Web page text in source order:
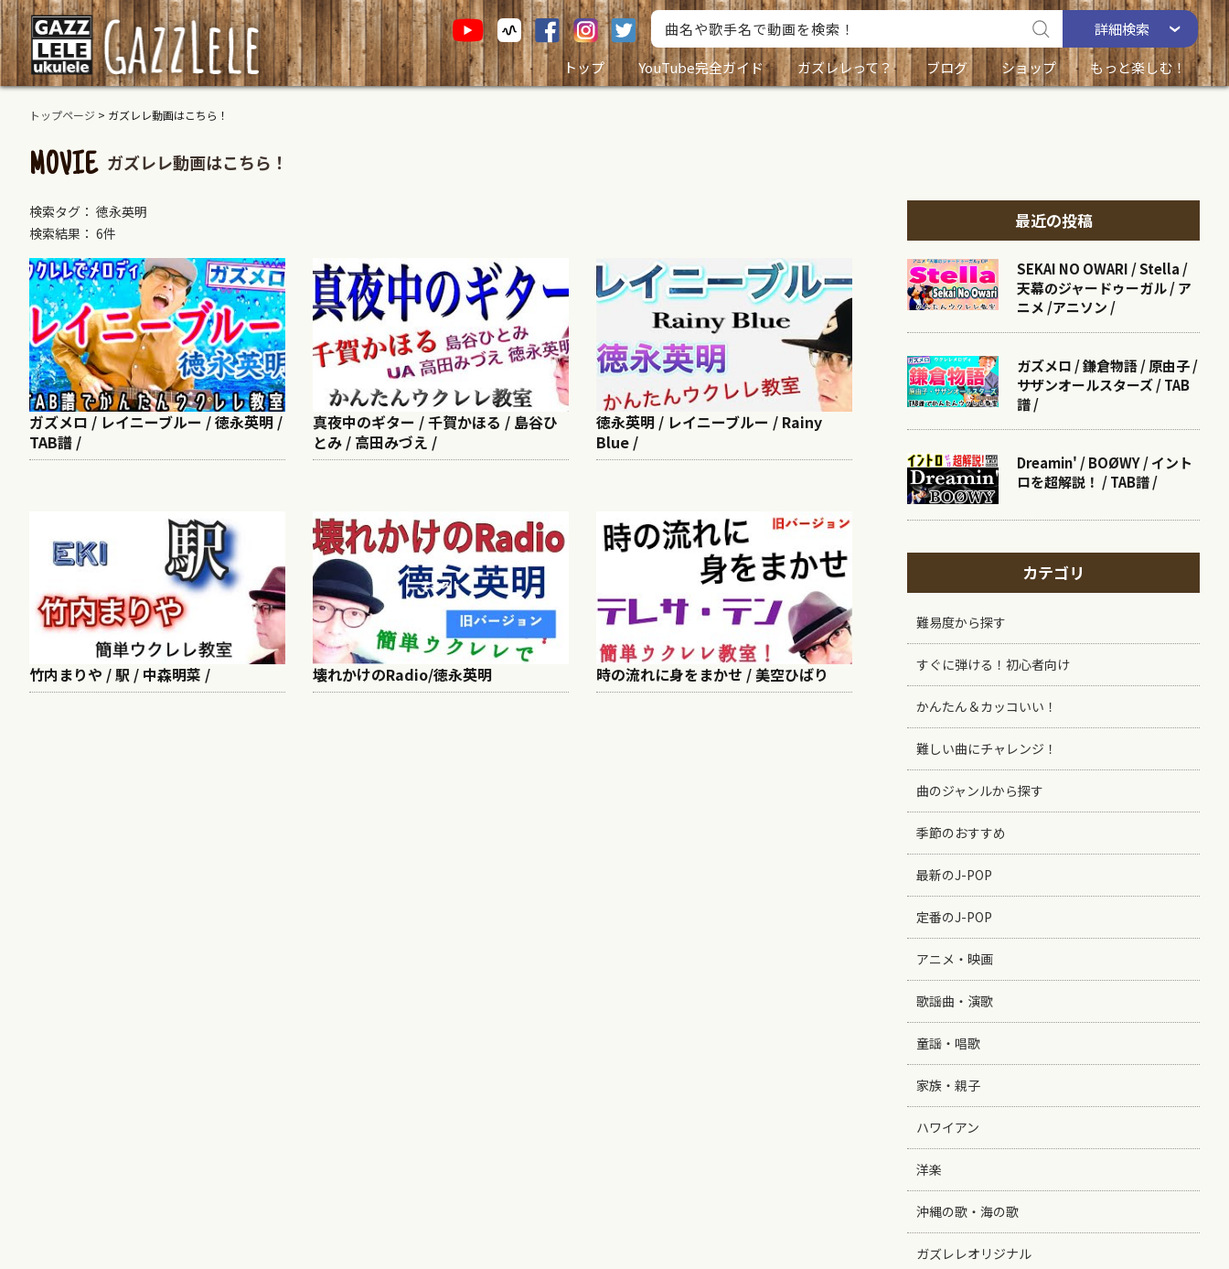
詳細検索
トップ
YouTube完全ガイド ガズレレって？ ブログ ショップ もっと楽しむ！
トップページ > ガズレレ動画はこちら！
MOVIE ガズレレ動画はこちら！
検索タグ： 徳永英明
検索結果： 6件
ガズメロ / レイニーブルー / 徳永英明 /
TAB譜 /
真夜中のギター / 千賀かほる / 島谷ひ
とみ / 高田みづえ /
徳永英明 / レイニーブルー / Rainy
Blue /
竹内まりや / 駅 / 中森明菜 / 壊れかけのRadio/徳永英明 時の流れに身をまかせ / 美空ひばり
最近の投稿
SEKAI NO OWARI / Stella /
天幕のジャードゥーガル / ア
ニメ /アニソン /
ガズメロ / 鎌倉物語 / 原由子 /
サザンオールスターズ / TAB
譜 /
Dreamin' / BOØWY / イント
ロを超解説！ / TAB譜 /
カテゴリ
難易度から探す
すぐに弾ける！初心者向け
かんたん＆カッコいい！
難しい曲にチャレンジ！
曲のジャンルから探す
季節のおすすめ
最新のJ-POP
定番のJ-POP
アニメ・映画
歌謡曲・演歌
童謡・唱歌
家族・親子
ハワイアン
洋楽
沖縄の歌・海の歌
ガズレレオリジナル